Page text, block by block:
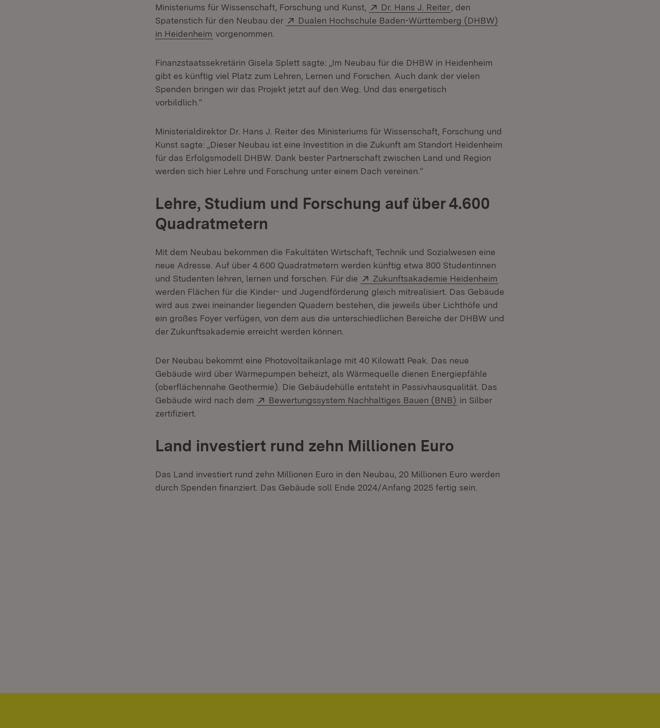
Ministeriums für Wissenschaft, Forschung und Kunst,
Extern:
Dr. Hans J. Reiter (Öffnet in neuem Fenster)
, den
Spatenstich für den Neubau der
Extern:
Dualen Hochschule Baden-Württemberg (DHBW)
in Heidenheim (Öffnet in neuem Fenster)
vorgenommen.
Finanzstaatssekretärin Gisela Splett sagte: „Im Neubau für die DHBW in Heidenheim
gibt es künftig viel Platz zum Lehren, Lernen und Forschen. Auch dank der vielen
Spenden bringen wir das Projekt jetzt auf den Weg. Und das energetisch
vorbildlich.“
Ministerialdirektor Dr. Hans J. Reiter des Ministeriums für Wissenschaft, Forschung und
Kunst sagte: „Dieser Neubau ist eine Investition in die Zukunft am Standort Heidenheim
für das Erfolgsmodell DHBW. Dank bester Partnerschaft zwischen Land und Region
werden sich hier Lehre und Forschung unter einem Dach vereinen.“
Lehre, Studium und Forschung auf über 4.600
Quadratmetern
Mit dem Neubau bekommen die Fakultäten Wirtschaft, Technik und Sozialwesen eine
neue Adresse. Auf über 4.600 Quadratmetern werden künftig etwa 800 Studentinnen
und Studenten lehren, lernen und forschen. Für die
Extern:
Zukunftsakademie Heidenheim
werden Flächen für die Kinder- und Jugendförderung gleich mitrealisiert. Das Gebäude
wird aus zwei ineinander liegenden Quadern bestehen, die jeweils über Lichthöfe und
ein großes Foyer verfügen, von dem aus die unterschiedlichen Bereiche der DHBW und
der Zukunftsakademie erreicht werden können.
Der Neubau bekommt eine Photovoltaikanlage mit 40 Kilowatt Peak. Das neue
Gebäude wird über Wärmepumpen beheizt, als Wärmequelle dienen Energiepfähle
(oberflächennahe Geothermie). Die Gebäudehülle entsteht in Passivhausqualität. Das
Gebäude wird nach dem
Extern:
Bewertungssystem Nachhaltiges Bauen (BNB) (Öffnet in neuem Fenster)
in Silber
zertifiziert.
Land investiert rund zehn Millionen Euro
Das Land investiert rund zehn Millionen Euro in den Neubau, 20 Millionen Euro werden
durch Spenden finanziert. Das Gebäude soll Ende 2024/Anfang 2025 fertig sein.